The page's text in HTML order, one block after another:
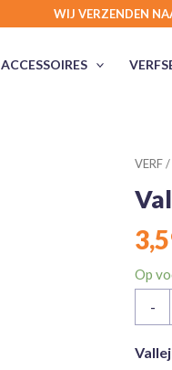
WIJ VERZENDEN
ACCESSOIRES
VERF/
Op
-
TMM